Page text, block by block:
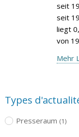
seit
seit
liegt
von
Mehr
Types
Presseraum (1)